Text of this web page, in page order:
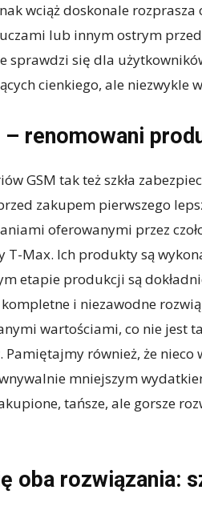
wciąż doskonale
lub innym ostrym
sprawdzi się dla
cienkiego, ale niezwykle
– renomowani
GSM tak też szkła
zakupem pierwszego
oferowanymi przez
T-Max. Ich produkty są
etapie produkcji są
i niezawodne
wartościami, co nie jest
również, że nieco
mniejszym
tańsze, ale gorsze
oba rozwiązania: